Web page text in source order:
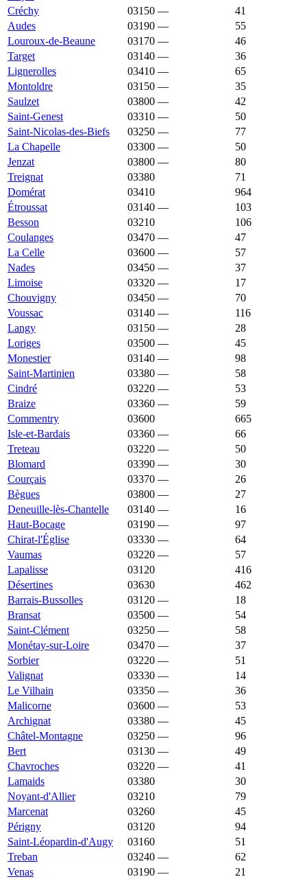
Créchy
03150 —
41
Audes
03190 —
55
Louroux-de-Beaune
03170 —
46
Target
03140 —
36
Lignerolles
03410 —
65
Montoldre
03150 —
35
Saulzet
03800 —
42
Saint-Genest
03310 —
50
Saint-Nicolas-des-Biefs
03250 —
77
La Chapelle
03300 —
50
Jenzat
03800 —
80
Treignat
03380
71
Domérat
03410
964
Étroussat
03140 —
103
Besson
03210
106
Coulanges
03470 —
47
La Celle
03600 —
57
Nades
03450 —
37
Limoise
03320 —
17
Chouvigny
03450 —
70
Voussac
03140 —
116
Langy
03150 —
28
Loriges
03500 —
45
Monestier
03140 —
98
Saint-Martinien
03380 —
58
Cindré
03220 —
53
Braize
03360 —
59
Commentry
03600
665
Isle-et-Bardais
03360 —
66
Treteau
03220 —
50
Blomard
03390 —
30
Courçais
03370 —
26
Bègues
03800 —
27
Deneuille-lès-Chantelle
03140 —
16
Haut-Bocage
03190 —
97
Chirat-l'Église
03330 —
64
Vaumas
03220 —
57
Lapalisse
03120
416
Désertines
03630
462
Barrais-Bussolles
03120 —
18
Bransat
03500 —
54
Saint-Clément
03250 —
58
Monétay-sur-Loire
03470 —
37
Sorbier
03220 —
51
Valignat
03330 —
14
Le Vilhain
03350 —
36
Malicorne
03600 —
53
Archignat
03380 —
45
Châtel-Montagne
03250 —
96
Bert
03130 —
49
Chavroches
03220 —
41
Lamaids
03380
30
Noyant-d'Allier
03210
79
Marcenat
03260
45
Périgny
03120
94
Saint-Léopardin-d'Augy
03160
51
Treban
03240 —
62
Venas
03190 —
21